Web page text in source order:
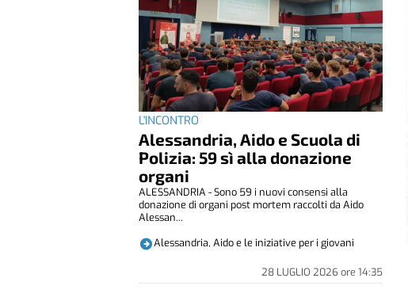
L'INCONTRO
Alessandria, Aido e Scuola di
Polizia: 59 sì alla donazione
organi
28 LUGLIO 2026ore 14:35
ALESSANDRIA - Sono 59 i nuovi consensi alla
donazione di organi post mortem raccolti da Aido
Alessan...
Alessandria, Aido e le iniziative per i giovani